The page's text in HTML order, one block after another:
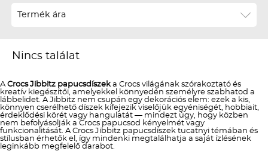
Termék ára
Nincs találat
ACrocs Jibbitz papucsdíszeka Crocs világának szórakoztató és
kreatív kiegészítői, amelyekkel könnyedén személyre szabhatod a
lábbelidet. A Jibbitz nem csupán egy dekorációs elem: ezek a kis,
könnyen cserélhető díszek kifejezik viselőjük egyéniségét, hobbiait,
érdeklődési körét vagy hangulatát — mindezt úgy, hogy közben
nem befolyásolják a Crocs papucsod kényelmét vagy
funkcionalitását. A Crocs Jibbitz papucsdíszek tucatnyi témában és
stílusban érhetők el, így mindenki megtalálhatja a saját ízlésének
leginkább megfelelő darabot.